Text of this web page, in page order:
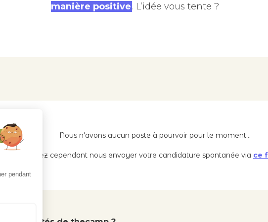
manière positive. L’idée vous tente ?
Nous n'avons aucun poste à pourvoir pour le moment...
Vous pouvez cependant nous envoyer votre candidature spontanée via ce
pendant